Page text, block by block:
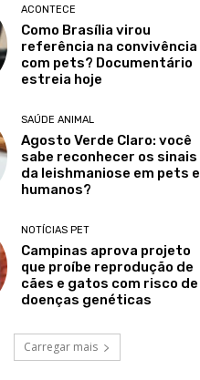
ACONTECE
Como Brasília virou
referência na convivência
com pets? Documentário
estreia hoje
SAÚDE ANIMAL
Agosto Verde Claro: você
sabe reconhecer os sinais
da leishmaniose em pets e
humanos?
NOTÍCIAS PET
Campinas aprova projeto
que proíbe reprodução de
cães e gatos com risco de
doenças genéticas
Carregar mais